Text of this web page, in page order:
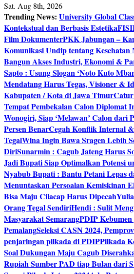
Sat. Aug 8th, 2026
Trending News: University Global
Kontekstual dan Berbasis Estetika
Film DokumenterPKK Jabungan –
Komunikasi Undip tentang Kesehatan
Bangun Akses Industri, Ekonomi &
Sapto : Usung Slogan ‘Noto Kuto
Mendatang Harus Tegas, Visioner &
Kabupaten / Kota di Jawa Timur
Tempat Pembekalan Calon Diplomat
Wonogiri, Siap ‘Melawan’ Calon dari
Persen BenarCegah Konflik Internal
TegalWina Ingin Bawa Sragen Lebih
DiriSunarmin : Cagub Jateng Harus
Jadi Bupati Siap Optimalkan Potensi
Nyabub Bupati : Bantu Petani Lepas
Menuntaskan Persoalan Kemiskinan
Bisa Maju Cilacap Harus Dipecah
Orang Tegal SendiriHendi : Sulit
Masyarakat SemarangPDIP
PemalangSeleksi CASN 2024,
penjaringan pilkada di PDIPPilkada
Soal Dukungan Maju Cagub
Rupiah Sumber PAD tiap Bulan dari